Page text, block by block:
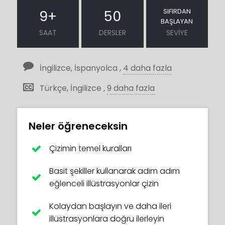
9+
SAAT
50
DERSLER
SIFIRDAN
BAŞLAYAN
SEVIYE
İngilizce, İspanyolca , 4 daha fazla
Türkçe, İngilizce ,9 daha fazla
Neler öğreneceksin
Çizimin temel kuralları
Basit şekiller kullanarak adım adım
eğlenceli illüstrasyonlar çizin
Kolaydan başlayın ve daha ileri
illüstrasyonlara doğru ilerleyin